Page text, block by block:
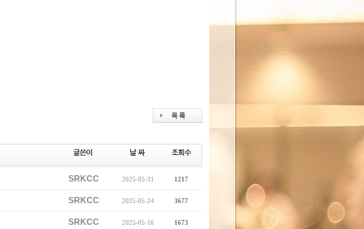
SRKCC 2025-05-31 1217
SRKCC 2025-05-24 3677
SRKCC 2025-05-16 1673